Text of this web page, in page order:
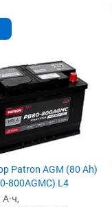
Patron AGM (80 Ah)
800AGMC) L4